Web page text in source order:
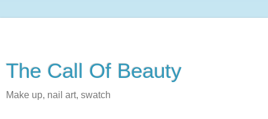
The Call Of Beauty
Make up, nail art, swatch